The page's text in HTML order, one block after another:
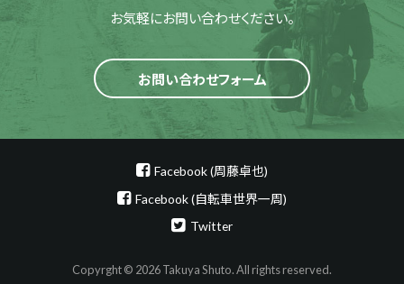
お気軽にお問い合わせください。
お問い合わせフォーム
Facebook (周藤卓也)
Facebook (自転車世界一周)
Twitter
Copyrght © 2026 Takuya Shuto. All rights reserved.